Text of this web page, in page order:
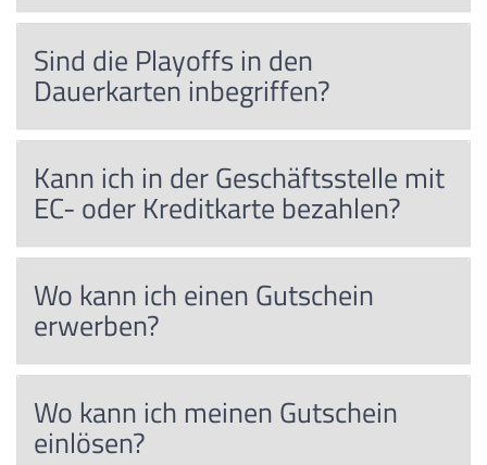
Sind die Playoffs in den
Dauerkarten inbegriffen?
Kann ich in der Geschäftsstelle mit
EC- oder Kreditkarte bezahlen?
Wo kann ich einen Gutschein
erwerben?
Wo kann ich meinen Gutschein
einlösen?